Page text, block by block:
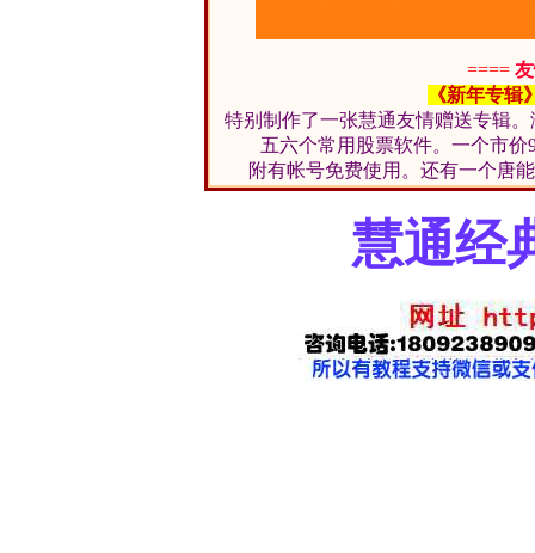
====
《新年专辑
特别制作了一张慧通友情赠送专辑
五六个常用股票软件。一个市
附有帐号免费使用。还有一个唐
慧通经